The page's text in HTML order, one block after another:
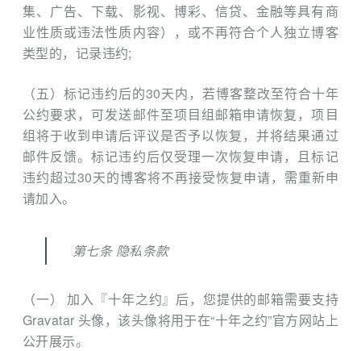
集、广告、下载、影视、博彩、信贷、金融等具有商
业性质或违法性质内容），或不再符合个人独立博客
类型的，记录违约;
（五）标记违约后的30天内，若博客整改至符合十年
公约要求，可发送邮件至项目组邮箱申请恢复，项目
组将于收到申请后评议是否予以恢复，并将结果通过
邮件反馈。标记违约后仅受理一次恢复申请，且标记
违约超过30天的博客将不再接受恢复申请，需重新申
请加入。
第七条 隐私条款
（一） 加入『十年之约』后，您提供的邮箱需要支持
Gravatar 头像，该头像将用于在“十年之约”官方网站上
公开展示。